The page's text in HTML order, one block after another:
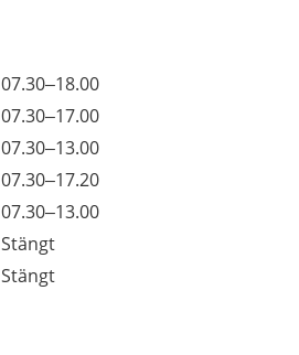
07.30–18.00
07.30–17.00
07.30–13.00
07.30–17.20
07.30–13.00
Stängt
Stängt